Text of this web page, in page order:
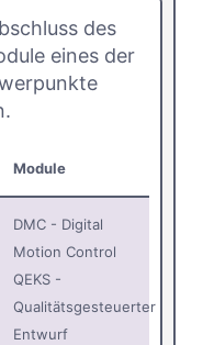
des
eines der
Module
DMC - Digital
Motion Control
QEKS -
Qualitätsgesteuerter
Entwurf